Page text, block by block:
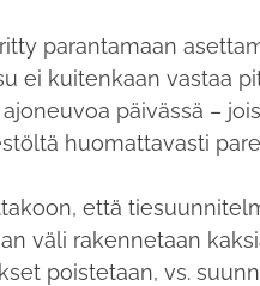
parantamaan
ei kuitenkaan vastaa
päivässä –
huomattavasti
että
väli rakennetaan
poistetaan, vs.